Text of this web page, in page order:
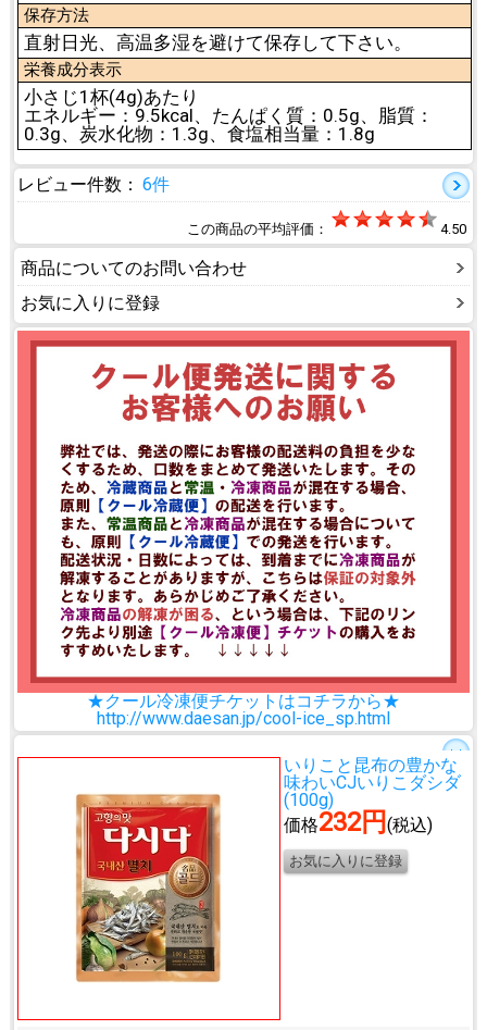
保存方法
直射日光、高温多湿を避けて保存して下さい。
栄養成分表示
小さじ1杯(4g)あたり
エネルギー：9.5kcal、たんぱく質：0.5g、脂質：
0.3g、炭水化物：1.3g、食塩相当量：1.8g
レビュー件数： 6件
この商品の平均評価： 4.50
商品についてのお問い合わせ
お気に入りに登録
★クール冷凍便チケットはコチラから★
http://www.daesan.jp/cool-ice_sp.html
いりこと昆布の豊かな
味わいCJいりこダシダ
(100g)
価格232円 (税込)